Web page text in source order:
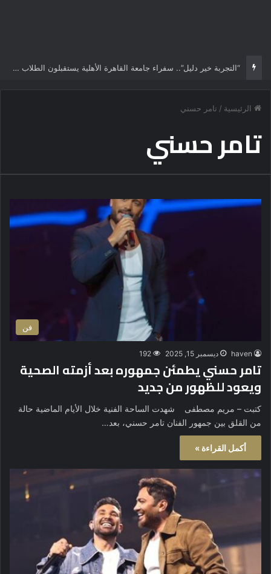
“التجربة خير دليل”.. سفراء جامعة القاهرة الأهلية يستقبلون الطلاب الجدد ويجسدون هوية الجامعة وثقافة التميز
الرئيسية / تامر حسني
تامر حسني
فن
haven ديسمبر 15, 2025 192
تامر حسني يطمئن جمهوره بعد أزمته الصحية
ويعود للظهور من جديد
كتبت – مريم مصطفى شهدت الساحة الفنية خلال الأيام الماضية حالة
من القلق بين جمهور الفنان تامر حسني، بعد…
أكمل القراءة »